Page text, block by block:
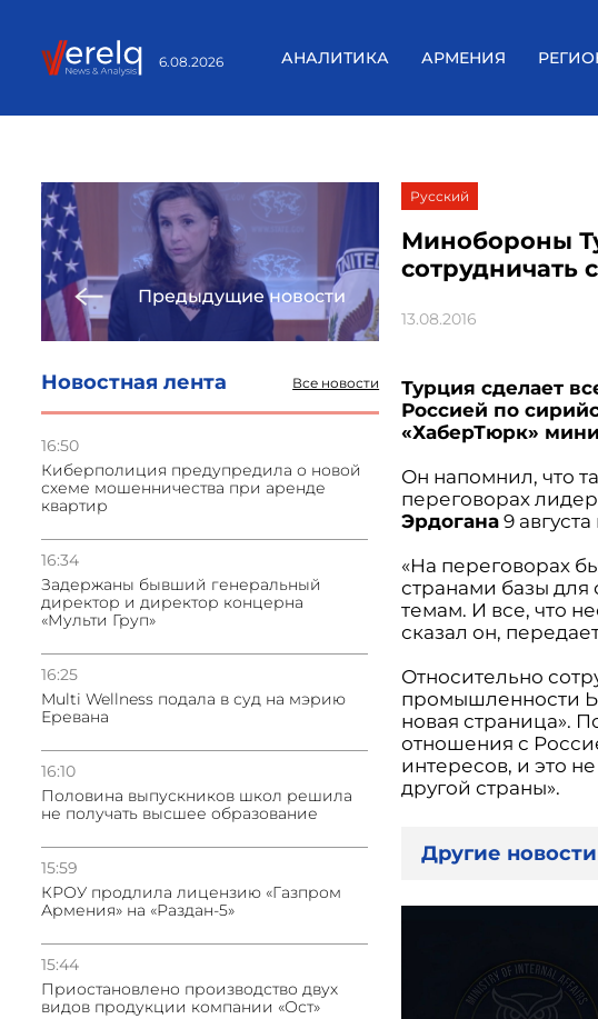
6.08.2026 АНАЛИТИКА АРМЕНИЯ
Предыдущие новости
Новостная лента Все новости
16:50
Киберполиция предупредила о новой
схеме мошенничества при аренде
квартир
16:34
Задержаны бывший генеральный
директор и директор концерна
«Мульти Груп»
16:25
Multi Wellness подала в суд на мэрию
Еревана
16:10
Половина выпускников школ решила
не получать высшее образование
15:59
КРОУ продлила лицензию «Газпром
Армения» на «Раздан-5»
15:44
Приостановлено производство двух
видов продукции компании «Ост»
Русский
Минобороны
сотрудничать
13.08.2016
Турция сделает
Россией по
«ХаберТюрк»
Он напомнил, что
переговорах
Эрдогана 9
«На переговорах
странами базы
темам. И все, что
сказал он,
Относительно
промышленности
новая страница».
отношения с
интересов, и это
другой страны».
Другие